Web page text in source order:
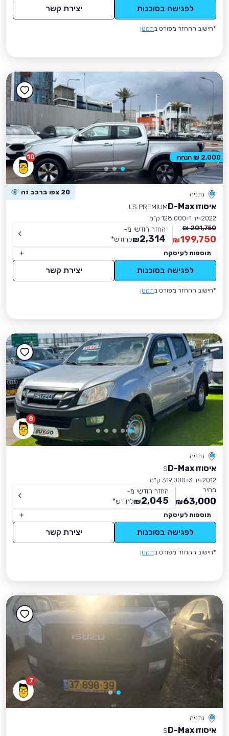
לפגישה בסוכנות יצירת קשר
*חישוב ההחזר מפורט בתקנון
10
נתניה 20 צפו ברכב זה
איסוזו D-Max
LS PREMIUM
2022 יד 1
128,000 ק״מ
201,750 ₪
199,750
₪
החזר חודשי מ-
2,314
₪לחודש*
תוספות לעיסקה
לפגישה בסוכנות יצירת קשר
*חישוב ההחזר מפורט בתקנון
2,000 ₪ הנחה
8
נתניה
איסוזו D-Max
S
2012 יד 3
319,000 ק״מ
מחיר
63,000
₪
החזר חודשי מ-
2,045
₪לחודש*
תוספות לעיסקה
לפגישה בסוכנות יצירת קשר
*חישוב ההחזר מפורט בתקנון
7
נתניה
איסוזו D-Max
S